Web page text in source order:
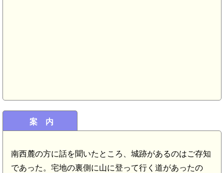
案 内
南西麓の方に話を聞いたところ、城跡があるのはご存知
であった。宅地の裏側に山に登って行く道があったの